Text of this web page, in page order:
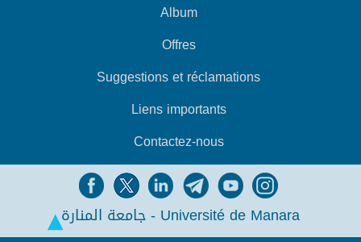
Album
Offres
Suggestions et réclamations
Liens importants
Contactez-nous
جامعة المنارة - Université de Manara